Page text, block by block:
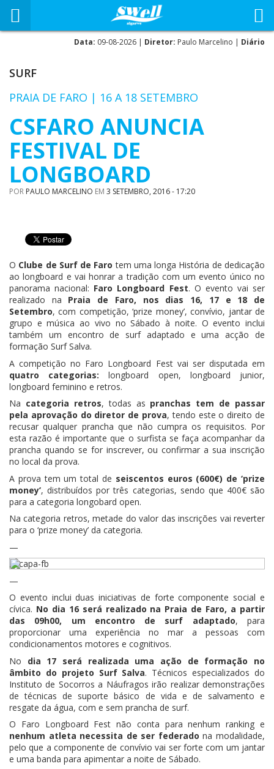
Data: 09-08-2026 | Diretor: Paulo Marcelino | Diário
SURF
PRAIA DE FARO | 16 A 18 SETEMBRO
CSFARO ANUNCIA
FESTIVAL DE
LONGBOARD
POR PAULO MARCELINO EM 3 SETEMBRO, 2016 - 17:20
O Clube de Surf de Faro tem uma longa História de dedicação
ao longboard e vai honrar a tradição com um evento único no
panorama nacional: Faro Longboard Fest. O evento vai ser
realizado na Praia de Faro, nos dias 16, 17 e 18 de
Setembro, com competição, ‘prize money’, convívio, jantar de
grupo e música ao vivo no Sábado à noite. O evento inclui
também um encontro de surf adaptado e uma acção de
formação Surf Salva.
A competição no Faro Longboard Fest vai ser disputada em
quatro categorias: longboard open, longboard junior,
longboard feminino e retros.
Na categoria retros, todas as pranchas tem de passar
pela aprovação do diretor de prova, tendo este o direito de
recusar qualquer prancha que não cumpra os requisitos. Por
esta razão é importante que o surfista se faça acompanhar da
prancha quando se for inscrever, ou confirmar a sua inscrição
no local da prova.
A prova tem um total de seiscentos euros (600€) de ‘prize
money’, distribuídos por três categorias, sendo que 400€ são
para a categoria longobard open.
Na categoria retros, metade do valor das inscrições vai reverter
para o ‘prize money’ da categoria.
—
—
O evento inclui duas iniciativas de forte componente social e
cívica. No dia 16 será realizado na Praia de Faro, a partir
das 09h00, um encontro de surf adaptado, para
proporcionar uma experiência no mar a pessoas com
condicionamentos motores e cognitivos.
No dia 17 será realizada uma ação de formação no
âmbito do projeto Surf Salva. Técnicos especializados do
Instituto de Socorros a Náufragos irão realizar demonstrações
de técnicas de suporte básico de vida e de salvamento e
resgate da água, com e sem prancha de surf.
O Faro Longboard Fest não conta para nenhum ranking e
nenhum atleta necessita de ser federado na modalidade,
pelo que a componente de convívio vai ser forte com um jantar
e uma banda para apimentar a noite de Sábado.